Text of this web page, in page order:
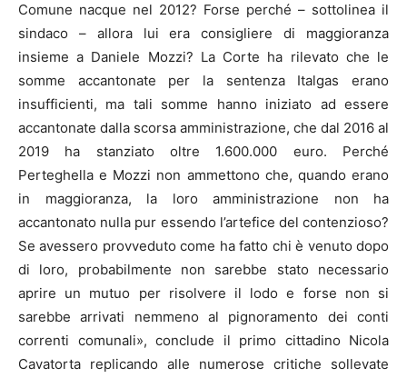
Comune nacque nel 2012? Forse perché – sottolinea il
sindaco – allora lui era consigliere di maggioranza
insieme a Daniele Mozzi? La Corte ha rilevato che le
somme accantonate per la sentenza Italgas erano
insufficienti, ma tali somme hanno iniziato ad essere
accantonate dalla scorsa amministrazione, che dal 2016 al
2019 ha stanziato oltre 1.600.000 euro. Perché
Perteghella e Mozzi non ammettono che, quando erano
in maggioranza, la loro amministrazione non ha
accantonato nulla pur essendo l’artefice del contenzioso?
Se avessero provveduto come ha fatto chi è venuto dopo
di loro, probabilmente non sarebbe stato necessario
aprire un mutuo per risolvere il lodo e forse non si
sarebbe arrivati nemmeno al pignoramento dei conti
correnti comunali», conclude il primo cittadino Nicola
Cavatorta replicando alle numerose critiche sollevate